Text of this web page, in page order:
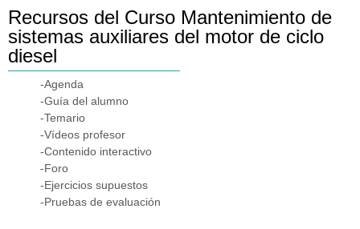
Recursos del Curso Mantenimiento de
sistemas auxiliares del motor de ciclo
diesel
-Agenda
-Guía del alumno
-Temario
-Vídeos profesor
-Contenido interactivo
-Foro
-Ejercicios supuestos
-Pruebas de evaluación